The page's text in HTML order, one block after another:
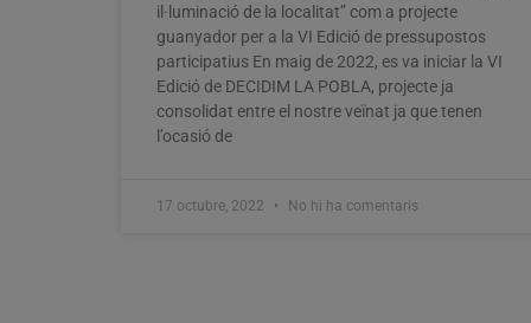
il·luminació de la localitat” com a projecte
guanyador per a la VI Edició de pressupostos
participatius En maig de 2022, es va iniciar la VI
Edició de DECIDIM LA POBLA, projecte ja
consolidat entre el nostre veïnat ja que tenen
l’ocasió de
17 octubre, 2022 No hi ha comentaris